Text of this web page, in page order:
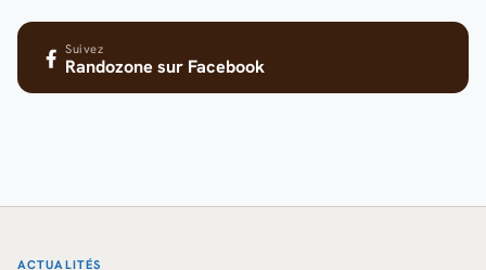
Suivez
Randozonesur Facebook
ACTUALITÉS